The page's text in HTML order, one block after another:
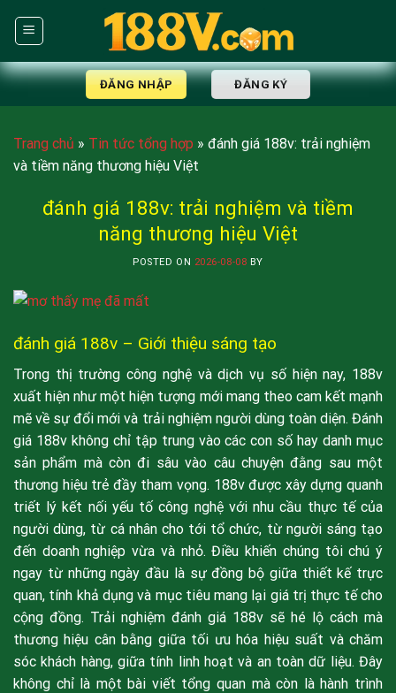
ĐĂNG NHẬP ĐĂNG KÝ
Trang chủ » Tin tức tổng hợp » đánh giá 188v: trải nghiệm
và tiềm năng thương hiệu Việt
đánh giá 188v: trải nghiệm và tiềm
năng thương hiệu Việt
POSTED ON 2026-08-08 BY
đánh giá 188v – Giới thiệu sáng tạo
Trong thị trường công nghệ và dịch vụ số hiện nay, 188v
xuất hiện như một hiện tượng mới mang theo cam kết mạnh
mẽ về sự đổi mới và trải nghiệm người dùng toàn diện. Đánh
giá 188v không chỉ tập trung vào các con số hay danh mục
sản phẩm mà còn đi sâu vào câu chuyện đằng sau một
thương hiệu trẻ đầy tham vọng. 188v được xây dựng quanh
triết lý kết nối yếu tố công nghệ với nhu cầu thực tế của
người dùng, từ cá nhân cho tới tổ chức, từ người sáng tạo
đến doanh nghiệp vừa và nhỏ. Điều khiến chúng tôi chú ý
ngay từ những ngày đầu là sự đồng bộ giữa thiết kế trực
quan, tính khả dụng và mục tiêu mang lại giá trị thực tế cho
cộng đồng. Trải nghiệm đánh giá 188v sẽ hé lộ cách mà
thương hiệu cân bằng giữa tối ưu hóa hiệu suất và chăm
sóc khách hàng, giữa tính linh hoạt và an toàn dữ liệu. Đây
không chỉ là một bài viết tổng quan mà còn là hành trình